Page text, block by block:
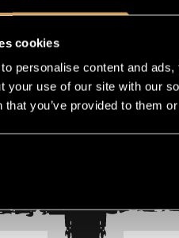
cookies
personalise content and
your use of our site with our
that you’ve provided to them
The
547